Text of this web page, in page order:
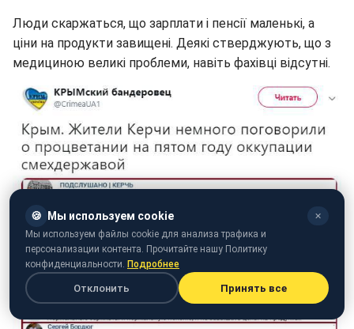
Люди скаржаться, що зарплати і пенсії маленькі, а
ціни на продукти завищені. Деякі стверджують, що з
медициною великі проблеми, навіть фахівці відсутні.
🍪 Мы используем cookie ✕
Мы используем файлы cookie для анализа трафика и
персонализации контента. Прочитайте нашу Политику
конфиденциальности. Подробнее
Отклонить Принять все